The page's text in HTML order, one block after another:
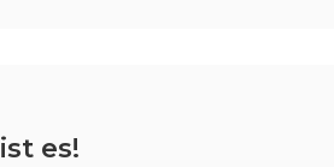
es!